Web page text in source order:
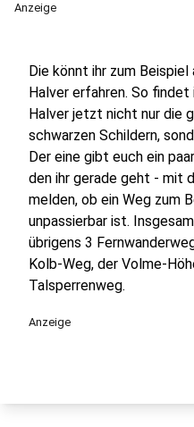
Anzeige
Die könnt ihr zum
Halver erfahren. So findet
Halver jetzt nicht nur die
schwarzen Schildern,
Der eine gibt euch ein
den ihr gerade geht - mit
melden, ob ein Weg zum
unpassierbar ist.
übrigens 3
Kolb-Weg, der Volme-
Talsperrenweg.
Anzeige